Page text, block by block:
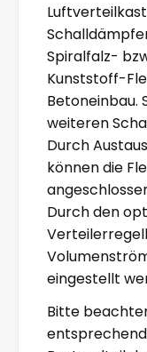
Spiralfalz-
Kunststoff-
Betoneinbau.
weiteren
Durch
können die
Durch den
eingestellt
Bitte